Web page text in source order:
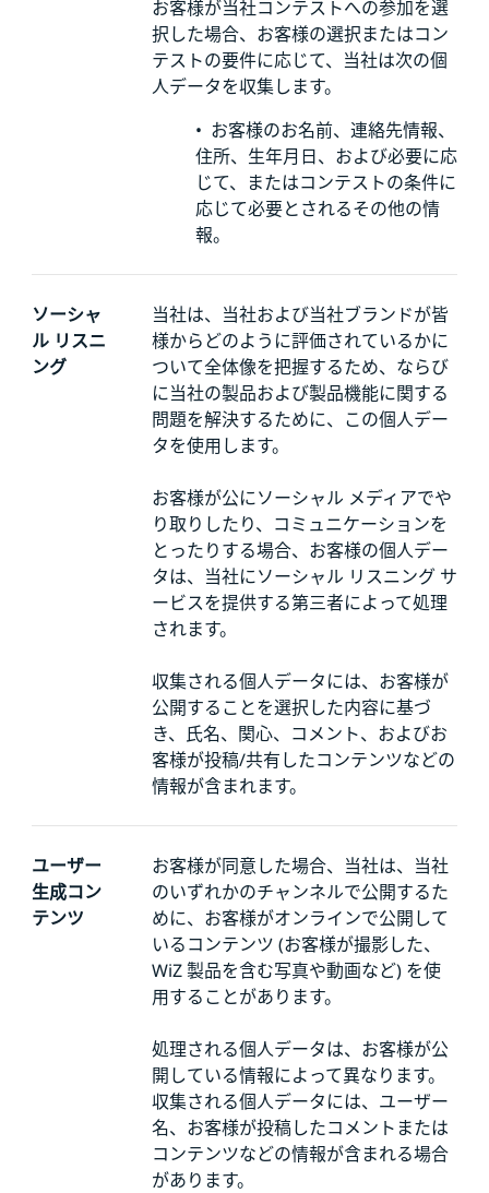
お客様が当社コンテストへの参加を選
択した場合、お客様の選択またはコン
テストの要件に応じて、当社は次の個
人データを収集します。
• お客様のお名前、連絡先情報、
住所、生年月日、および必要に応
じて、またはコンテストの条件に
応じて必要とされるその他の情
報。
ソーシャ
ル リスニ
ング
当社は、当社および当社ブランドが皆
様からどのように評価されているかに
ついて全体像を把握するため、ならび
に当社の製品および製品機能に関する
問題を解決するために、この個人デー
タを使用します。
お客様が公にソーシャル メディアでや
り取りしたり、コミュニケーションを
とったりする場合、お客様の個人デー
タは、当社にソーシャル リスニング サ
ービスを提供する第三者によって処理
されます。
収集される個人データには、お客様が
公開することを選択した内容に基づ
き、氏名、関心、コメント、およびお
客様が投稿/共有したコンテンツなどの
情報が含まれます。
ユーザー
生成コン
テンツ
お客様が同意した場合、当社は、当社
のいずれかのチャンネルで公開するた
めに、お客様がオンラインで公開して
いるコンテンツ (お客様が撮影した、
WiZ 製品を含む写真や動画など) を使
用することがあります。
処理される個人データは、お客様が公
開している情報によって異なります。
収集される個人データには、ユーザー
名、お客様が投稿したコメントまたは
コンテンツなどの情報が含まれる場合
があります。